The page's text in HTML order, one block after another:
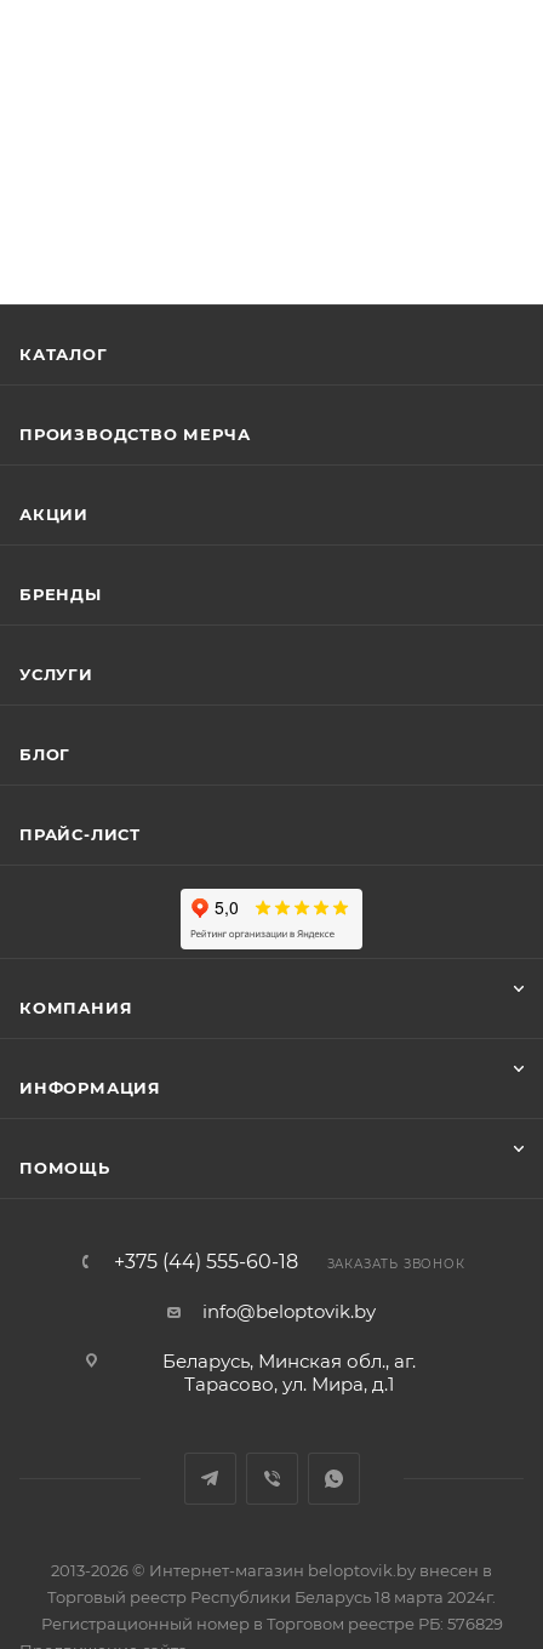
КАТАЛОГ
ПРОИЗВОДСТВО МЕРЧА
АКЦИИ
БРЕНДЫ
УСЛУГИ
БЛОГ
ПРАЙС-ЛИСТ
КОМПАНИЯ
ИНФОРМАЦИЯ
ПОМОЩЬ
+375 (44) 555-60-18 ЗАКАЗАТЬ ЗВОНОК
info@beloptovik.by
Беларусь, Минская обл., аг.
Тарасово, ул. Мира, д.1
2013-2026 © Интернет-магазин beloptovik.by внесен в
Торговый реестр Республики Беларусь 18 марта 2024г.
Регистрационный номер в Торговом реестре РБ: 576829